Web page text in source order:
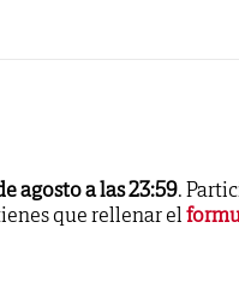
agosto a las 23:59.
que rellenar el